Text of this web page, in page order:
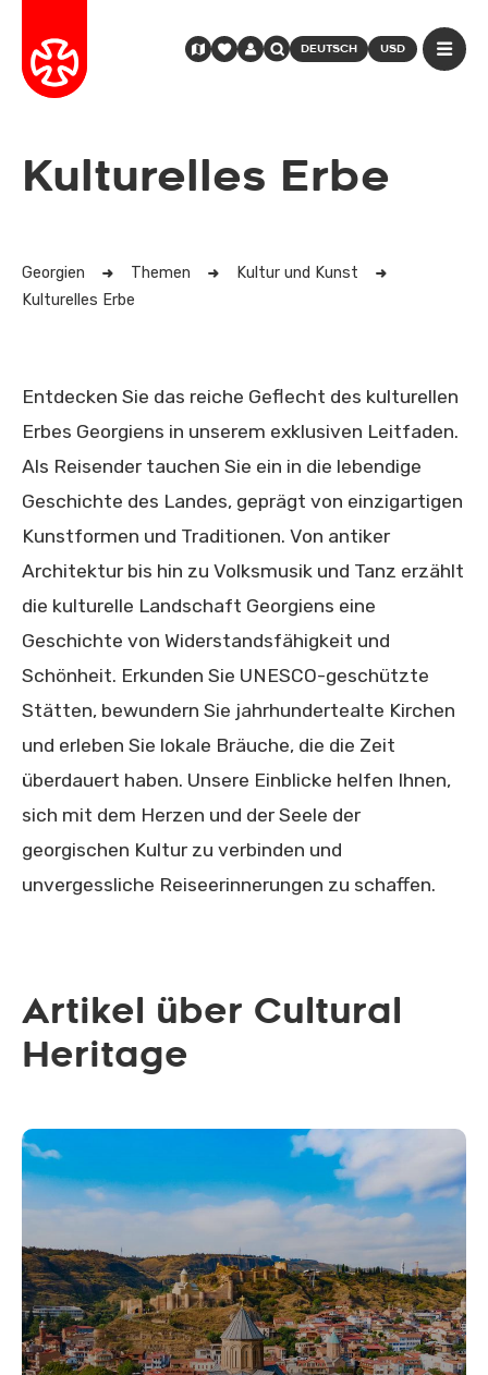
DEUTSCH USD
Kulturelles Erbe
Georgien Themen
Kultur und Kunst
Kulturelles Erbe
Entdecken Sie das reiche Geflecht des kulturellen
Erbes Georgiens in unserem exklusiven Leitfaden.
Als Reisender tauchen Sie ein in die lebendige
Geschichte des Landes, geprägt von einzigartigen
Kunstformen und Traditionen. Von antiker
Architektur bis hin zu Volksmusik und Tanz erzählt
die kulturelle Landschaft Georgiens eine
Geschichte von Widerstandsfähigkeit und
Schönheit. Erkunden Sie UNESCO-geschützte
Stätten, bewundern Sie jahrhundertealte Kirchen
und erleben Sie lokale Bräuche, die die Zeit
überdauert haben. Unsere Einblicke helfen Ihnen,
sich mit dem Herzen und der Seele der
georgischen Kultur zu verbinden und
unvergessliche Reiseerinnerungen zu schaffen.
Artikel über Cultural
Heritage